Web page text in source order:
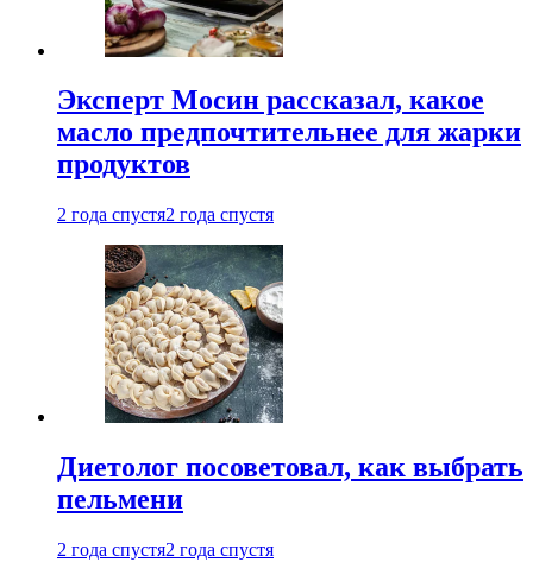
Эксперт Мосин рассказал, какое
масло предпочтительнее для жарки
продуктов
2 года спустя2 года спустя
Диетолог посоветовал, как выбрать
пельмени
2 года спустя2 года спустя